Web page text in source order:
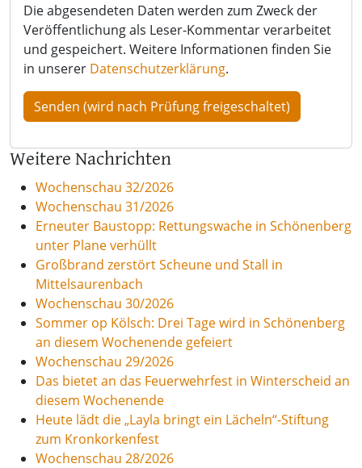
Die abgesendeten Daten werden zum Zweck der
Veröffentlichung als Leser-Kommentar verarbeitet
und gespeichert. Weitere Informationen finden Sie
in unserer Datenschutzerklärung.
Weitere Nachrichten
Wochenschau 32/2026
Wochenschau 31/2026
Erneuter Baustopp: Rettungswache in Schönenberg
unter Plane verhüllt
Großbrand zerstört Scheune und Stall in
Mittelsaurenbach
Wochenschau 30/2026
Sommer op Kölsch: Drei Tage wird in Schönenberg
an diesem Wochenende gefeiert
Wochenschau 29/2026
Das bietet an das Feuerwehrfest in Winterscheid an
diesem Wochenende
Heute lädt die „Layla bringt ein Lächeln“-Stiftung
zum Kronkorkenfest
Wochenschau 28/2026